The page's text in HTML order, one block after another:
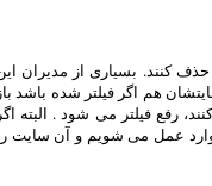
کنند. بسیاری از مدیران
هم اگر فیلتر شده باشد
رفع فیلتر می شود . البته
عمل می شویم و آن سایت